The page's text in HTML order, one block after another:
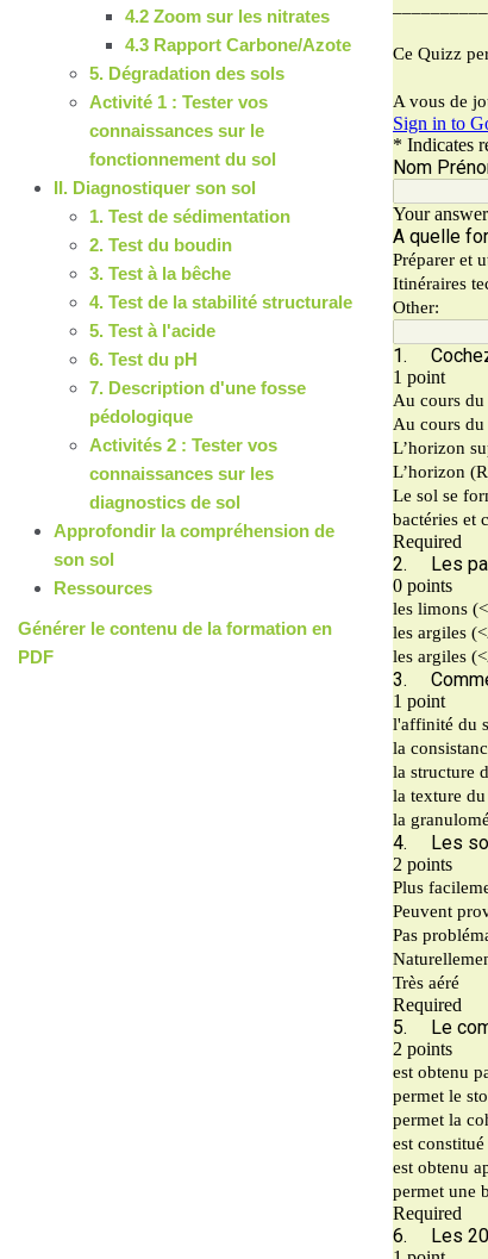
4.2 Zoom sur les nitrates
4.3 Rapport Carbone/Azote
5. Dégradation des sols
Activité 1 : Tester vos
connaissances sur le
fonctionnement du sol
II. Diagnostiquer son sol
1. Test de sédimentation
2. Test du boudin
3. Test à la bêche
4. Test de la stabilité structurale
5. Test à l'acide
6. Test du pH
7. Description d'une fosse
pédologique
Activités 2 : Tester vos
connaissances sur les
diagnostics de sol
Approfondir la compréhension de
son sol
Ressources
Générer le contenu de la formation en
PDF